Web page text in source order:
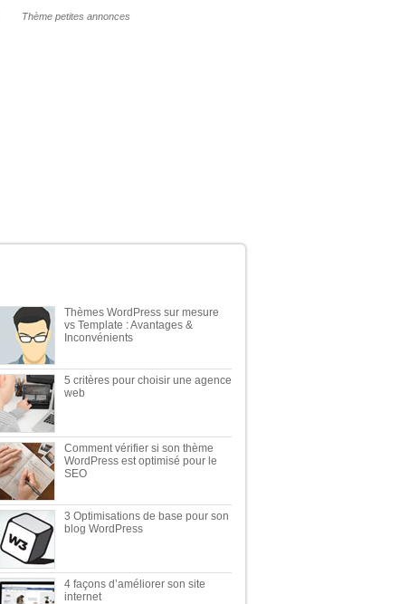
Thèmes WordPress sur mesure
vs Template : Avantages &
Inconvénients
5 critères pour choisir une agence
web
Comment vérifier si son thème
WordPress est optimisé pour le
SEO
3 Optimisations de base pour son
blog WordPress
4 façons d’améliorer son site
internet